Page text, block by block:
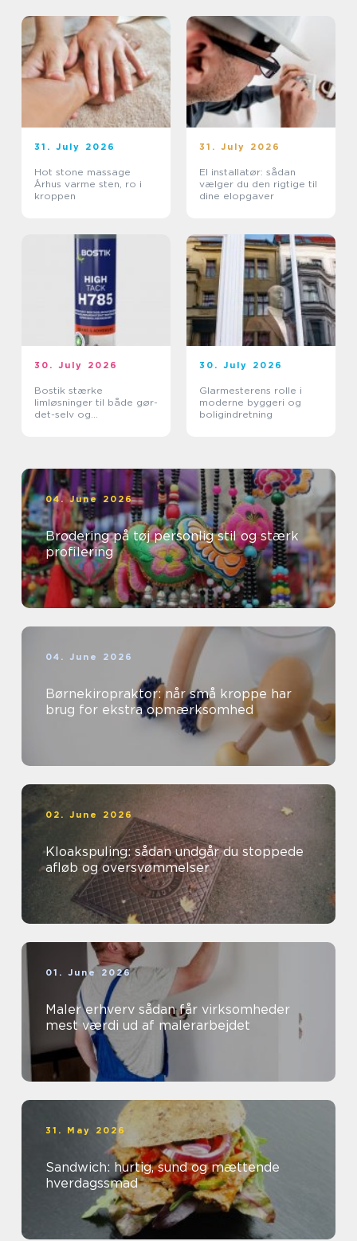
31. July 2026
Hot stone massage
Århus varme sten, ro i
kroppen
31. July 2026
El installatør: sådan
vælger du den rigtige til
dine elopgaver
30. July 2026
Bostik stærke
limløsninger til både gør-
det-selv og
30. July 2026
Glarmesterens rolle i
moderne byggeri og
boligindretning
04. June 2026
Brodering på tøj personlig stil og stærk
profilering
04. June 2026
Børnekiropraktor: når små kroppe har
brug for ekstra opmærksomhed
02. June 2026
Kloakspuling: sådan undgår du stoppede
afløb og oversvømmelser
01. June 2026
Maler erhverv sådan får virksomheder
mest værdi ud af malerarbejdet
31. May 2026
Sandwich: hurtig, sund og mættende
hverdagssmad